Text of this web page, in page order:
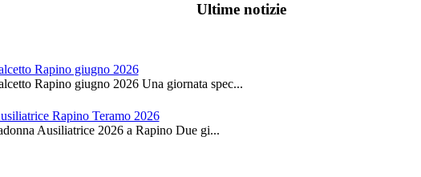
Ultime notizie
Rapino giugno 2026
Rapino giugno 2026 Una giornata spec...
Rapino Teramo 2026
Ausiliatrice 2026 a Rapino Due gi...